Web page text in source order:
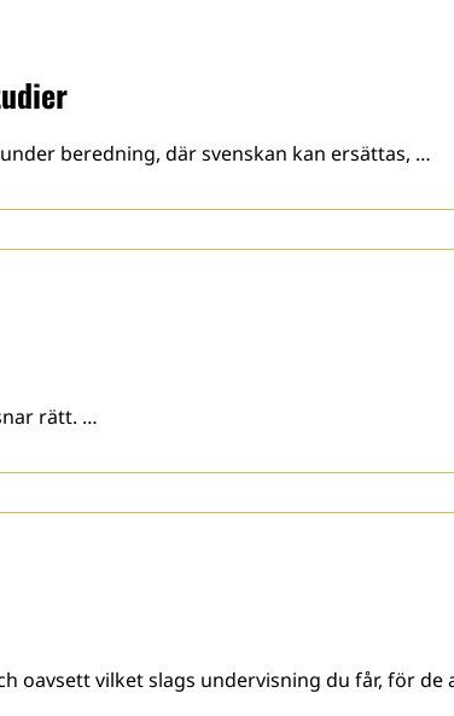
beredning, där svenskan kan ersättas, …
rätt. …
oavsett vilket slags undervisning du får, för de